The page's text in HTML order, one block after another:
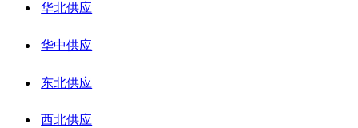
华北供应
华中供应
东北供应
西北供应